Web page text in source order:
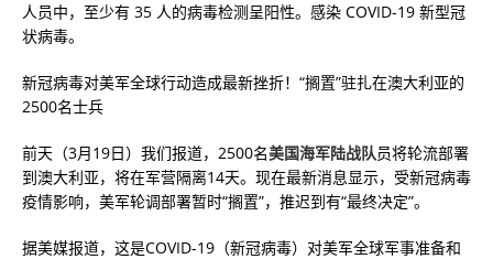
人员中，至少有 35 人的病毒检测呈阳性。感染 COVID-19 新型冠
状病毒。
新冠病毒对美军全球行动造成最新挫折！“搁置”驻扎在澳大利亚的
2500名士兵
前天（3月19日）我们报道，2500名美国海军陆战队员将轮流部署
到澳大利亚，将在军营隔离14天。现在最新消息显示，受新冠病毒
疫情影响，美军轮调部署暂时“搁置”，推迟到有“最终决定”。
据美媒报道，这是COVID-19（新冠病毒）对美军全球军事准备和